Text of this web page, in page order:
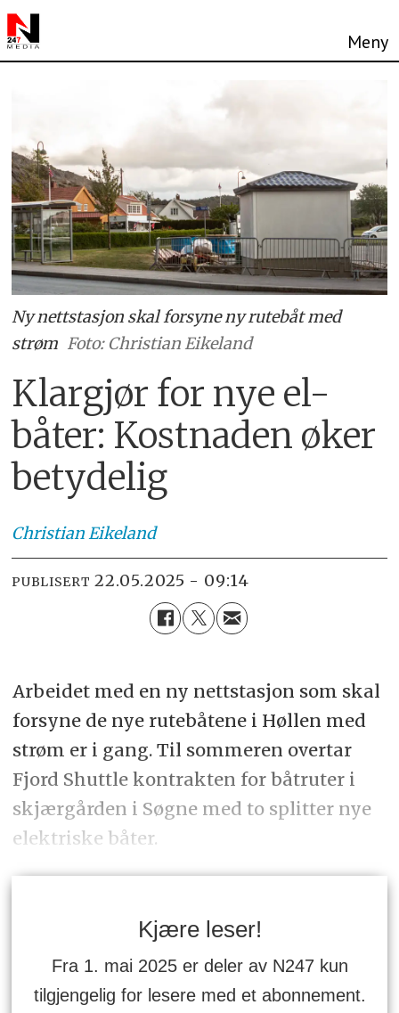
Ny nettstasjon skal forsyne ny rutebåt med
strøm Foto: Christian Eikeland
Klargjør for nye el-
båter: Kostnaden øker
betydelig
ChristianEikeland
PUBLISERT 22.05.2025 - 09:14
Arbeidet med en ny nettstasjon som skal
forsyne de nye rutebåtene i Høllen med
strøm er i gang. Til sommeren overtar
Fjord Shuttle kontrakten for båtruter i
skjærgården i Søgne med to splitter nye
elektriske båter.
Kjære leser!
Fra 1. mai 2025 er deler av N247 kun
tilgjengelig for lesere med et abonnement.